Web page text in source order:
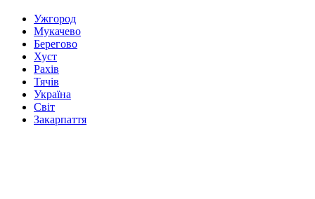
Ужгород
Мукачево
Берегово
Хуст
Рахів
Тячів
Україна
Світ
Закарпаття